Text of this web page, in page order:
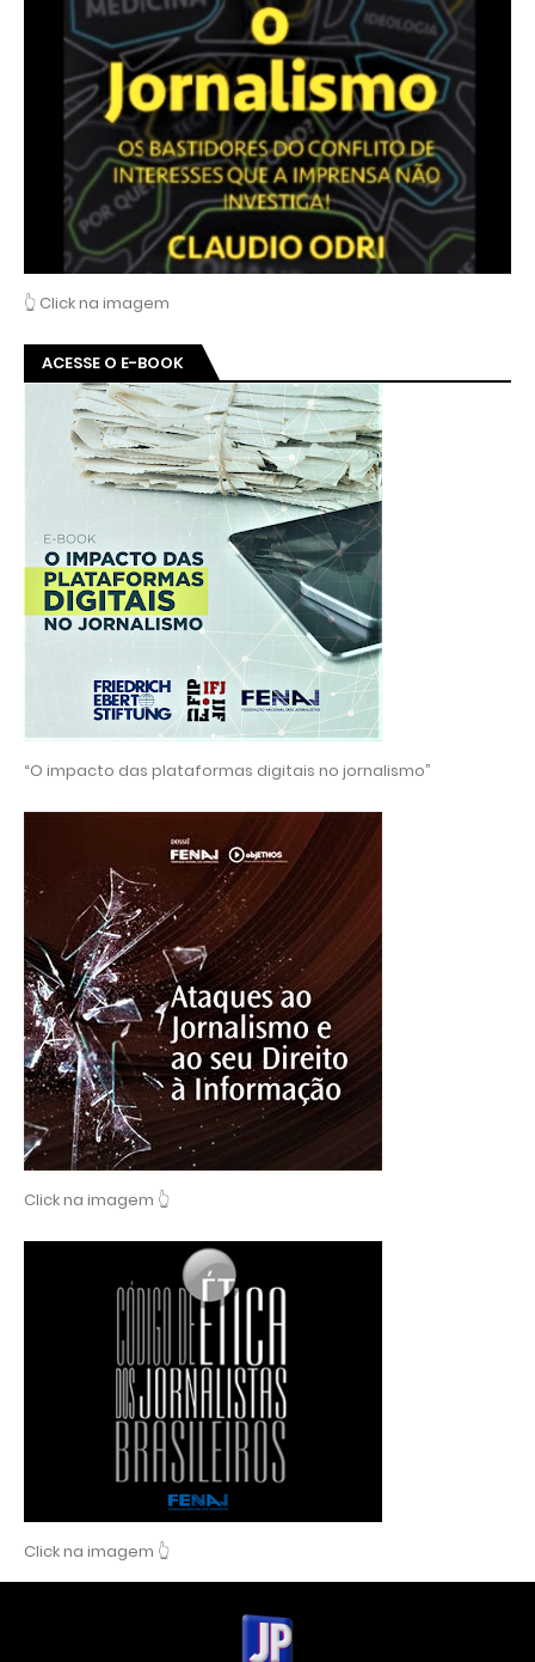
👆 Click na imagem
ACESSE O E-BOOK
“O impacto das plataformas digitais no jornalismo”
Click na imagem 👆
Click na imagem 👆